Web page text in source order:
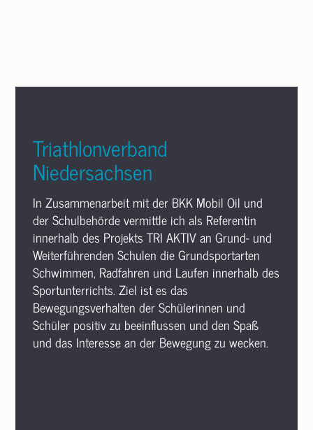
Triathlonverband
Niedersachsen
In Zusammenarbeit mit der BKK Mobil Oil und
der Schulbehörde vermittle ich als Referentin
innerhalb des Projekts TRI AKTIV an Grund- und
Weiterführenden Schulen die Grundsportarten
Schwimmen, Radfahren und Laufen innerhalb des
Sportunterrichts. Ziel ist es das
Bewegungsverhalten der Schülerinnen und
Schüler positiv zu beeinflussen und den Spaß
und das Interesse an der Bewegung zu wecken.